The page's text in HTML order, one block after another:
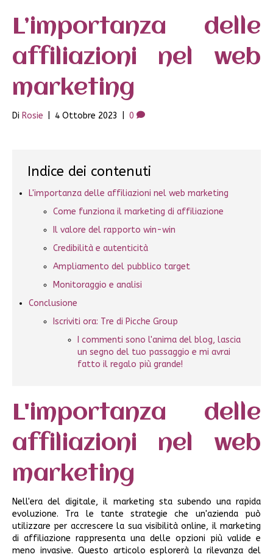
L’importanza delle
affiliazioni nel web
marketing
Di Rosie 4 Ottobre 2023 0
Indice dei contenuti
L'importanza delle affiliazioni nel web marketing
Come funziona il marketing di affiliazione
Il valore del rapporto win-win
Credibilità e autenticità
Ampliamento del pubblico target
Monitoraggio e analisi
Conclusione
Iscriviti ora: Tre di Picche Group
I commenti sono l'anima del blog, lascia
un segno del tuo passaggio e mi avrai
fatto il regalo più grande!
L'importanza delle
affiliazioni nel web
marketing
Nell'era del digitale, il marketing sta subendo una rapida
evoluzione. Tra le tante strategie che un'azienda può
utilizzare per accrescere la sua visibilità online, il marketing
di affiliazione rappresenta una delle opzioni più valide e
meno invasive. Questo articolo esplorerà la rilevanza del